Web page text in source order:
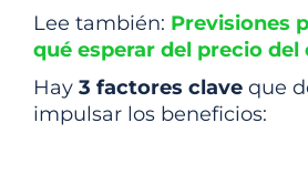
Lee también: Previsiones
qué esperar del precio del
Hay 3 factores clave que
impulsar los beneficios: